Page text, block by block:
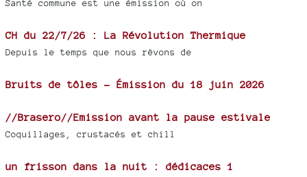
Santé commune est une émission où on
CH du 22/7/26 : La Révolution Thermique
Depuis le temps que nous rêvons de
Bruits de tôles - Émission du 18 juin 2026
//Brasero//Emission avant la pause estivale
Coquillages, crustacés et chill
un frisson dans la nuit : dédicaces 1